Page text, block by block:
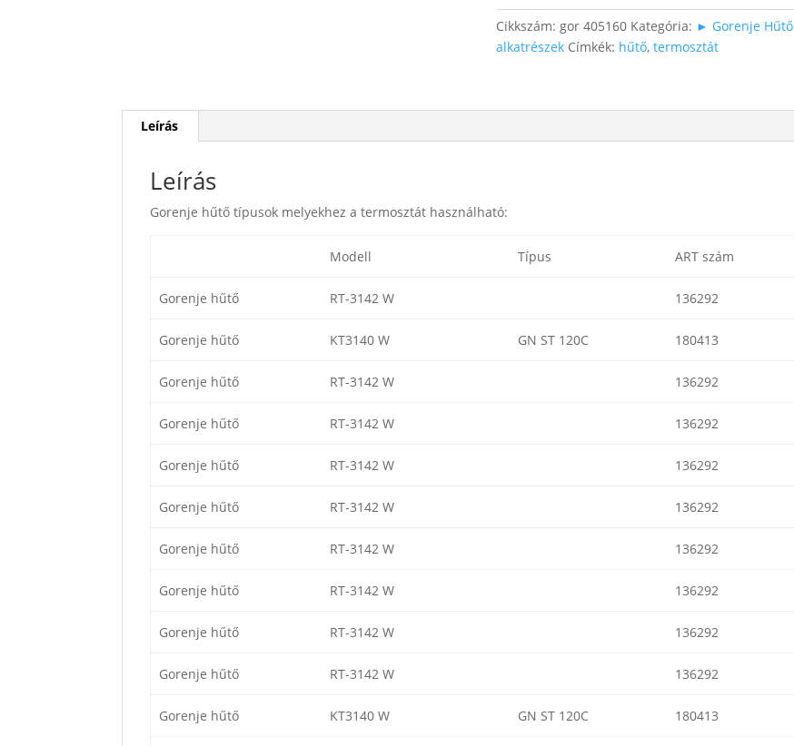
Cikkszám:gor 405160 Kategória: ► Gorenje Hűtő
alkatrészek Címkék: hűtő,termosztát
Leírás
Leírás
Gorenje hűtő típusok melyekhez a termosztát használható:
Modell Típus ART szám
Gorenje hűtő RT-3142 W 136292
Gorenje hűtő KT3140 W GN ST 120C 180413
Gorenje hűtő RT-3142 W 136292
Gorenje hűtő RT-3142 W 136292
Gorenje hűtő RT-3142 W 136292
Gorenje hűtő RT-3142 W 136292
Gorenje hűtő RT-3142 W 136292
Gorenje hűtő RT-3142 W 136292
Gorenje hűtő RT-3142 W 136292
Gorenje hűtő RT-3142 W 136292
Gorenje hűtő KT3140 W GN ST 120C 180413